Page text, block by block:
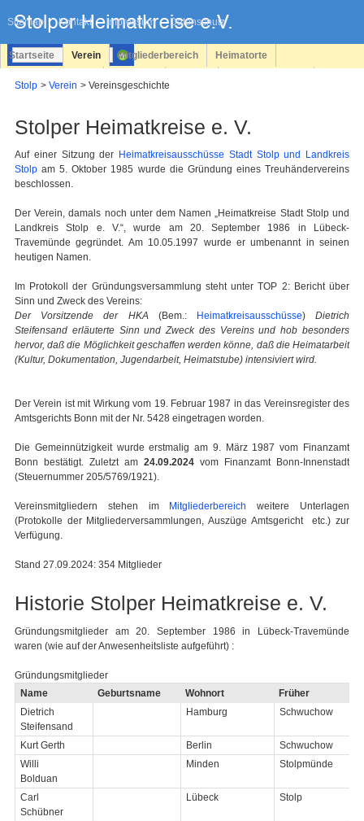
Sitemap Kontakt Impressum Datenschutz
überspringen
Startseite Verein Mitgliederbereich Heimatorte
Stolp Verein Vereinsgeschichte
Stolper Heimatkreise e. V.
Auf einer Sitzung der Heimatkreisausschüsse Stadt Stolp und Landkreis
Stolp am 5. Oktober 1985 wurde die Gründung eines Treuhändervereins
beschlossen.
Der Verein, damals noch unter dem Namen „Heimatkreise Stadt Stolp und
Landkreis Stolp e. V.“, wurde am 20. September 1986 in Lübeck-
Travemünde gegründet. Am 10.05.1997 wurde er umbenannt in seinen
heutigen Namen.
Im Protokoll der Gründungsversammlung steht unter TOP 2: Bericht über
Sinn und Zweck des Vereins:
Der Vorsitzende der HKA (Bem.: Heimatkreisausschüsse)Dietrich
Steifensand erläuterte Sinn und Zweck des Vereins und hob besonders
hervor, daß die Möglichkeit geschaffen werden könne, daß die Heimatarbeit
(Kultur, Dokumentation, Jugendarbeit, Heimatstube) intensiviert wird.
Der Verein ist mit Wirkung vom 19. Februar 1987 in das Vereinsregister des
Amtsgerichts Bonn mit der Nr. 5428 eingetragen worden.
Die Gemeinnützigkeit wurde erstmalig am 9. März 1987 vom Finanzamt
Bonn bestätigt. Zuletzt am 24.09.2024 vom Finanzamt Bonn-Innenstadt
(Steuernummer 205/5769/1921).
Vereinsmitgliedern stehen im Mitgliederbereich
weitere Unterlagen
(Protokolle der Mitgliederversammlungen, Auszüge Amtsgericht etc.) zur
Verfügung.
Stand 27.09.2024: 354 Mitglieder
Historie Stolper Heimatkreise e. V.
Gründungsmitglieder am 20. September 1986 in Lübeck-Travemünde
waren (wie auf der Anwesenheitsliste aufgeführt) :
Gründungsmitglieder
Name
Geburtsname Wohnort
Früher
Dietrich
Steifensand
Hamburg Schwuchow
Kurt Gerth Berlin
Schwuchow
Willi
Bolduan
Minden Stolpmünde
Carl
Schübner
Lübeck Stolp